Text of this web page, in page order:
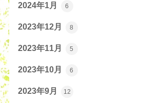
2024年1月 6
2023年12月 8
2023年11月 5
2023年10月 6
2023年9月 12